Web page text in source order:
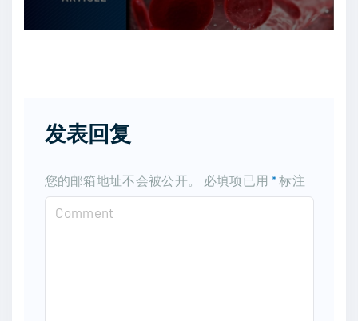
发表回复
您的邮箱地址不会被公开。 必填项已用 *标注